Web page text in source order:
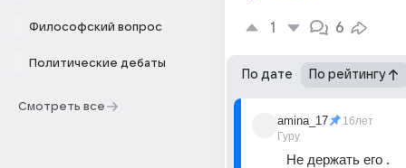
Философский вопрос
Политические дебаты
Смотреть все
1 6
По дате По рейтингу
amina_17
Гуру
16лет
Не держать его .